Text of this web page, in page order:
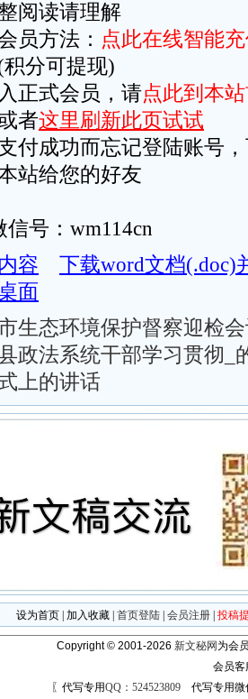
阅读请理解
方法： 点此在线智能
积分可提现)
式会员，请点此到本
者这里刷新此页试试
成功而忘记登陆账号，
站给您的好友
号：wm114cn
容
下载word文档(.doc)
面
生态环境保护督察迎检
政法系统干部学习贯彻_
上的讲话
设为首页 加入收藏 首页登陆 会员注册 投稿
Copyright © 2001-2026 新文秘网 为会
会员
〖代写专用QQ：524523809代写专用微